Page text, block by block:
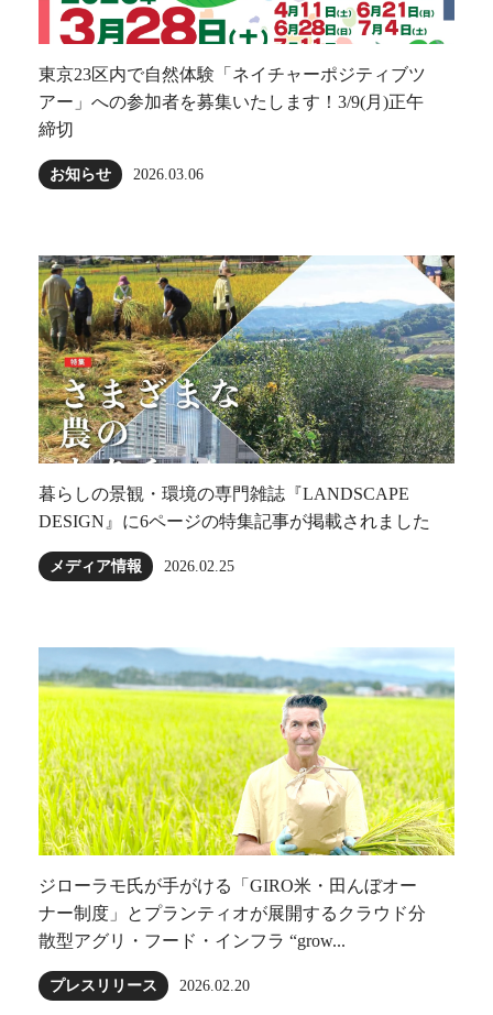
東京23区内で自然体験「ネイチャーポジティブツ
アー」への参加者を募集いたします！3/9(月)正午
締切
お知らせ 2026.03.06
暮らしの景観・環境の専門雑誌『LANDSCAPE
DESIGN』に6ページの特集記事が掲載されました
メディア情報 2026.02.25
ジローラモ⽒が⼿がける「GIRO⽶・田んぼオー
ナー制度」とプランティオが展開するクラウド分
散型アグリ・フード・インフラ “grow...
プレスリリース 2026.02.20